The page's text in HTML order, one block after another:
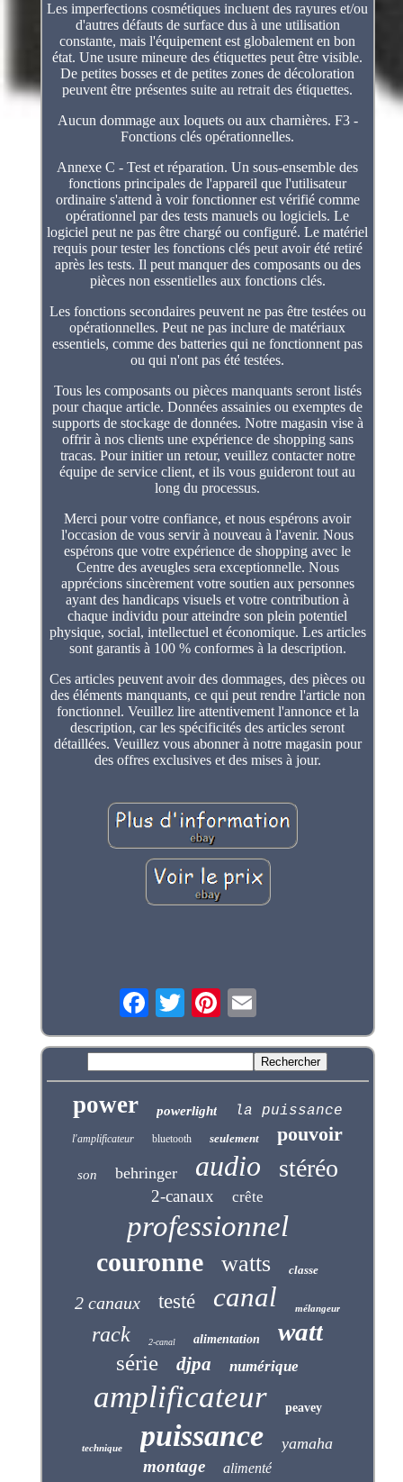
Les imperfections cosmétiques incluent des rayures et/ou
d'autres défauts de surface dus à une utilisation
constante, mais l'équipement est globalement en bon
état. Une usure mineure des étiquettes peut être visible.
De petites bosses et de petites zones de décoloration
peuvent être présentes suite au retrait des étiquettes.
Aucun dommage aux loquets ou aux charnières. F3 -
Fonctions clés opérationnelles.
Annexe C - Test et réparation. Un sous-ensemble des
fonctions principales de l'appareil que l'utilisateur
ordinaire s'attend à voir fonctionner est vérifié comme
opérationnel par des tests manuels ou logiciels. Le
logiciel peut ne pas être chargé ou configuré. Le matériel
requis pour tester les fonctions clés peut avoir été retiré
après les tests. Il peut manquer des composants ou des
pièces non essentielles aux fonctions clés.
Les fonctions secondaires peuvent ne pas être testées ou
opérationnelles. Peut ne pas inclure de matériaux
essentiels, comme des batteries qui ne fonctionnent pas
ou qui n'ont pas été testées.
Tous les composants ou pièces manquants seront listés
pour chaque article. Données assainies ou exemptes de
supports de stockage de données. Notre magasin vise à
offrir à nos clients une expérience de shopping sans
tracas. Pour initier un retour, veuillez contacter notre
équipe de service client, et ils vous guideront tout au
long du processus.
Merci pour votre confiance, et nous espérons avoir
l'occasion de vous servir à nouveau à l'avenir. Nous
espérons que votre expérience de shopping avec le
Centre des aveugles sera exceptionnelle. Nous
apprécions sincèrement votre soutien aux personnes
ayant des handicaps visuels et votre contribution à
chaque individu pour atteindre son plein potentiel
physique, social, intellectuel et économique. Les articles
sont garantis à 100 % conformes à la description.
Ces articles peuvent avoir des dommages, des pièces ou
des éléments manquants, ce qui peut rendre l'article non
fonctionnel. Veuillez lire attentivement l'annonce et la
description, car les spécificités des articles seront
détaillées. Veuillez vous abonner à notre magasin pour
des offres exclusives et des mises à jour.
power powerlight la puissance
l'amplificateur bluetooth seulement pouvoir
son behringer audio stéréo
2-canaux crête
professionnel
couronne watts classe
2 canaux testé canal mélangeur
rack 2-canal alimentation watt
série djpa numérique
amplificateur peavey
technique puissance yamaha
montage alimenté